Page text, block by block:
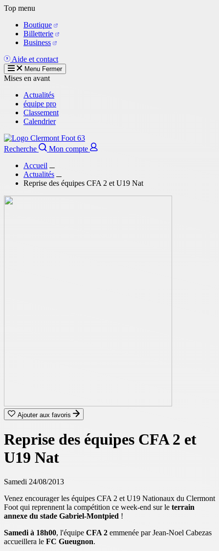
Aller
contenu
principal
Top menu
Boutique
Billetterie
Business
Aide et contact
Menu Fermer
Mises en avant
Actualités
équipe pro
Classement
Calendrier
Recherche
Mon compte
Accueil
Actualités
Reprise des équipes CFA 2 et U19 Nat
Ajouter aux favoris
Reprise des équipes CFA 2 et
U19 Nat
Samedi 24/08/2013
Venez encourager les équipes CFA 2 et U19 Nationaux du Clermont
Foot qui reprennent la compétition ce week-end sur le terrain
annexe du stade Gabriel-Montpied !
Samedi à 18h00, l'équipe CFA 2 emmenée par Jean-Noel Cabezas
accueillera le FC Gueugnon.